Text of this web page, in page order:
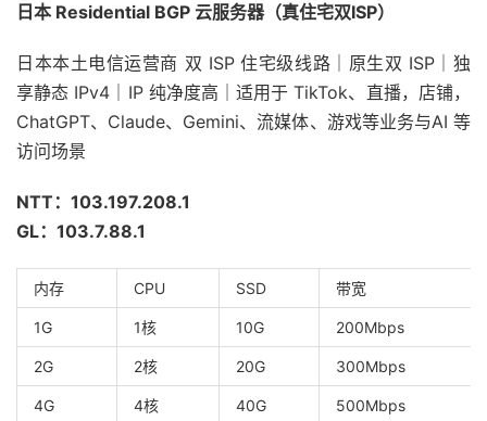
日本 Residential BGP 云服务器（真住宅双ISP）
日本本土电信运营商 双 ISP 住宅级线路｜原生双 ISP｜独
享静态 IPv4｜IP 纯净度高｜适用于 TikTok、直播，店铺，
ChatGPT、Claude、Gemini、流媒体、游戏等业务与AI 等
访问场景
NTT：103.197.208.1
GL：103.7.88.1
内存 CPU SSD 带宽
1G 1核 10G 200Mbps
2G 2核 20G 300Mbps
4G 4核 40G 500Mbps